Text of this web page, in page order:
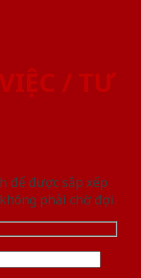
/ TƯ
để được sắp xếp
phải chờ đợi.